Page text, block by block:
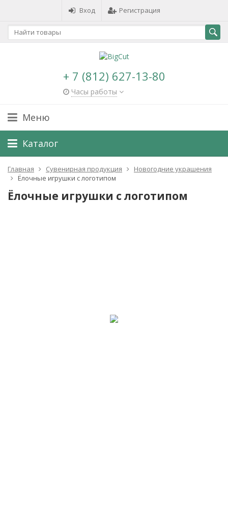
Вход Регистрация
+ 7 (812) 627-13-80
Часы работы
Меню
Каталог
Главная Сувенирная продукция
Новогодние украшения
Ёлочные игрушки с логотипом
Ёлочные игрушки с логотипом